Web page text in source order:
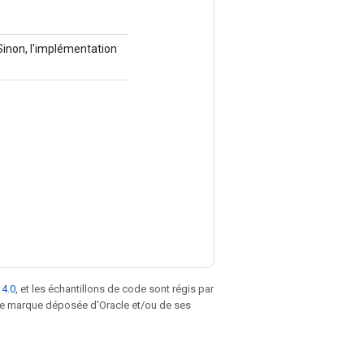
l'implémentation
, et les échantillons de code sont régis par
marque déposée d'Oracle et/ou de ses